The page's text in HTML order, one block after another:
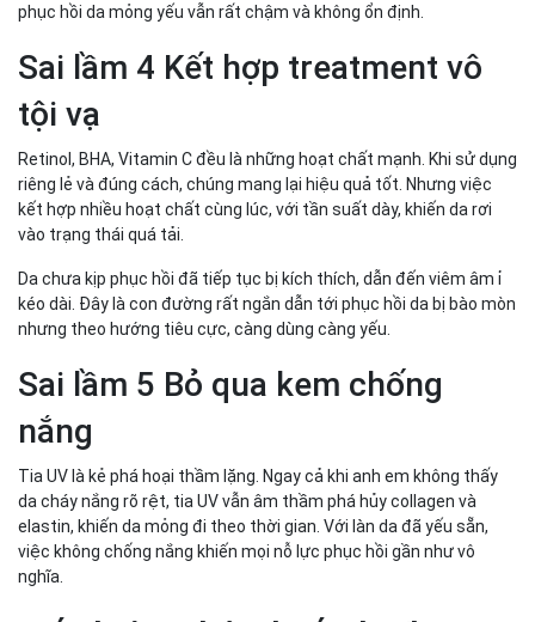
phục hồi da mỏng yếu vẫn rất chậm và không ổn định.
Sai lầm 4 Kết hợp treatment vô
tội vạ
Retinol, BHA, Vitamin C đều là những hoạt chất mạnh. Khi sử dụng
riêng lẻ và đúng cách, chúng mang lại hiệu quả tốt. Nhưng việc
kết hợp nhiều hoạt chất cùng lúc, với tần suất dày, khiến da rơi
vào trạng thái quá tải.
Da chưa kịp phục hồi đã tiếp tục bị kích thích, dẫn đến viêm âm ỉ
kéo dài. Đây là con đường rất ngắn dẫn tới phục hồi da bị bào mòn
nhưng theo hướng tiêu cực, càng dùng càng yếu.
Sai lầm 5 Bỏ qua kem chống
nắng
Tia UV là kẻ phá hoại thầm lặng. Ngay cả khi anh em không thấy
da cháy nắng rõ rệt, tia UV vẫn âm thầm phá hủy collagen và
elastin, khiến da mỏng đi theo thời gian. Với làn da đã yếu sẵn,
việc không chống nắng khiến mọi nỗ lực phục hồi gần như vô
nghĩa.